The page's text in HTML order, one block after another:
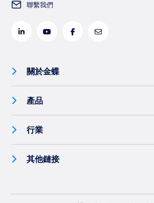
聯繫我們
關於金蝶
產品
行業
其他鏈接